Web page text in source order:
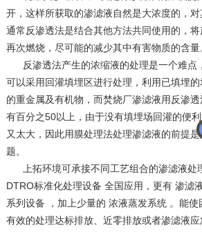
开，这样所获取的渗滤液自然是大浓度的，对
通常反渗透法是结合其他方法共同使用的，
再次燃烧，尽可能的减少其中有害物质的含量
反渗透法产生的浓缩液的处理是一个难点
可以采用回灌填埋区进行处理，利用已填埋
的重金属及有机物，而焚烧厂渗滤液用反渗
有百分之50以上，由于没有填埋场回灌的便
又太大，因此用膜处理法处理渗滤液的前提
题。
上拓环境可承接不同工艺组合的渗滤液处
DTRO标准化处理设备 全国应用，更有 渗滤
系列设备 ，加上少量的 浓液蒸发系统 。能使
有效的处理达标排放、近零排放或者渗滤液应